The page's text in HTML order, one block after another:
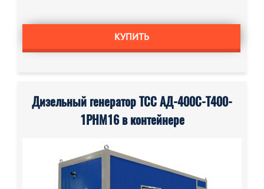
КУПИТЬ
Дизельный генератор ТСС АД-400С-Т400-
1РНМ16 в контейнере